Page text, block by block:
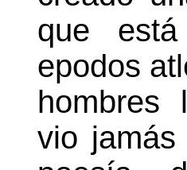
que
epodos
hombres
vio jamás